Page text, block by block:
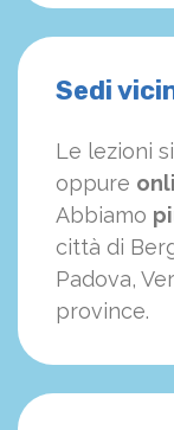
Sedi
Le lezioni
oppure
Abbiamo
città di
Padova,
province.